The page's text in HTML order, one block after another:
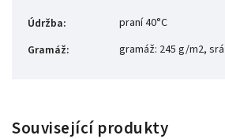
Údržba:
praní 40°C
Gramáž: gramáž: 245 g/m2,
Související produkty